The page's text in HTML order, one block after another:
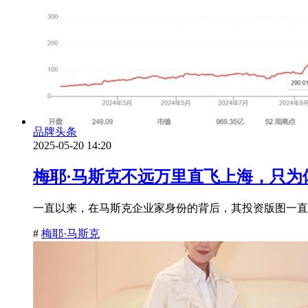
品牌头条
2025-05-20 14:20
梅耶·马斯克不远万里直飞上海，只
一直以来，在马斯克企业家身份的背后，其投资版图一
# 梅耶·马斯克